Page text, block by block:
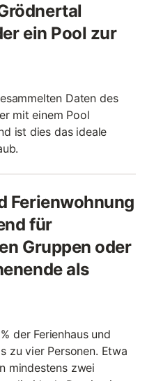
ein Pool zur
Daten des
mit einem Pool
ist dies das ideale
Ferienwohnung
für
Gruppen oder
als
der Ferienhaus und
zu vier Personen. Etwa
mindestens zwei